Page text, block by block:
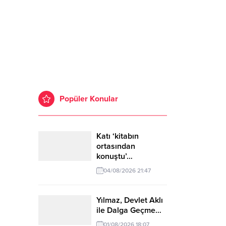
Popüler Konular
Katı ‘kitabın
ortasından
konuştu’…
04/08/2026 21:47
Yılmaz, Devlet Aklı
ile Dalga Geçme…
01/08/2026 18:07